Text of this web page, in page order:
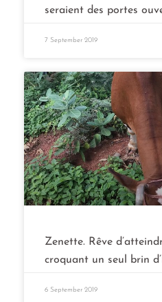
seraient des portes
7 September 2019
Zenette. Rêve
croquant un seul brin
6 September 2019